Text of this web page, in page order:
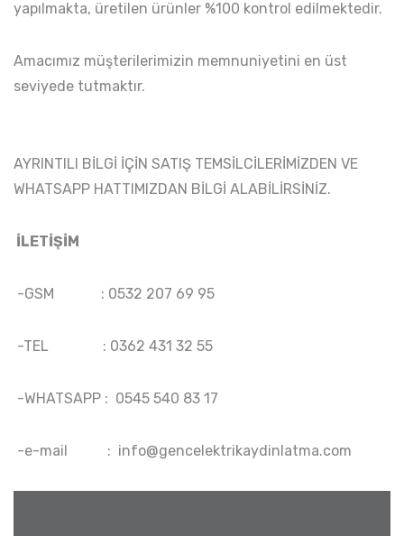
yapılmakta, üretilen ürünler %100 kontrol edilmektedir.
Amacımız müşterilerimizin memnuniyetini en üst
seviyede tutmaktır.
AYRINTILI BİLGİ İÇİN SATIŞ TEMSİLCİLERİMİZDEN VE
WHATSAPP HATTIMIZDAN BİLGİ ALABİLİRSİNİZ.
İLETİŞİM
-GSM : 0532 207 69 95
-TEL : 0362 431 32 55
-WHATSAPP : 0545 540 83 17
-e-mail : info@gencelektrikaydinlatma.com